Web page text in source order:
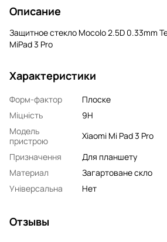
Описание
Защитное стекло Mocolo 2.5D 0.33mm
MiPad 3 Pro
Характеристики
Форм-фактор
Плоске
Міцність
9H
Модель
пристрою
Xiaomi Mi Pad 3 Pro
Призначення
Для планшету
Материал
Загартоване скло
Універсальна
Нет
Отзывы